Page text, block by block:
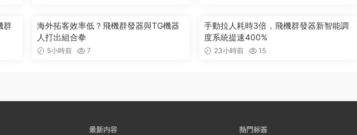
群
海外拓客效率低？飛機群發器與TG機器
人打出組合拳
5小時前 7
手動拉人耗時3倍，飛機群發器新智能調
度系統提速400%
23小時前 15
最新内容 熱門标簽